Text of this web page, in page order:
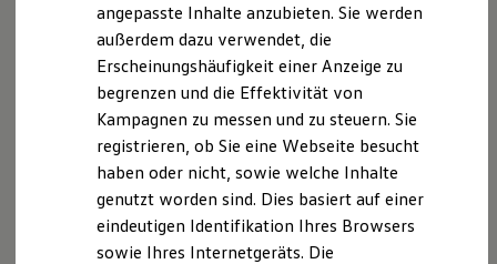
Software und Konnektivität
Die ID. Software 6
ID. Software Versionen und Updates
Digitale Extras
Schnittstellen zu Ihrem ID.
Hybridautos
Marke und Erlebnis
Volkswagen R und R Experience
R-Modelle
R Experience
Driving Experience
Volkswagen entdecken
Werkbesichtigung
Servicetermin buchen
Serviceanfrage stellen
angepasste Inhalte anzubieten. Sie werden
außerdem dazu verwendet, die
Erscheinungshäufigkeit einer Anzeige zu
begrenzen und die Effektivität von
Kampagnen zu messen und zu steuern. Sie
registrieren, ob Sie eine Webseite besucht
haben oder nicht, sowie welche Inhalte
genutzt worden sind. Dies basiert auf einer
eindeutigen Identifikation Ihres Browsers
sowie Ihres Internetgeräts. Die